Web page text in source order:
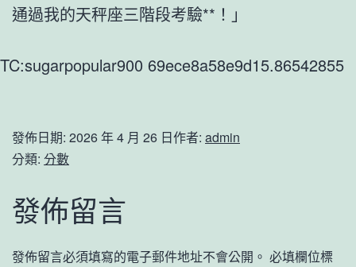
通過我的天秤座三階段考驗**！」
TC:sugarpopular900 69ece8a58e9d15.86542855
發佈日期: 2026 年 4 月 26 日作者: admin
分類: 分數
發佈留言
發佈留言必須填寫的電子郵件地址不會公開。 必填欄位標